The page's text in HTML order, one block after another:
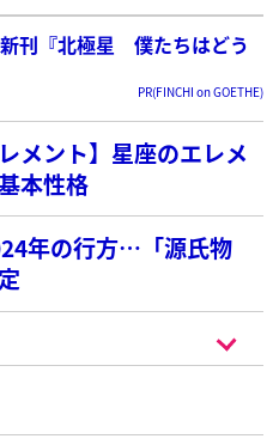
新刊『北極星 僕たちはどう
PR(FINCHI on GOETHE)
メント】星座のエレメ
本性格
年の行方…「源氏物